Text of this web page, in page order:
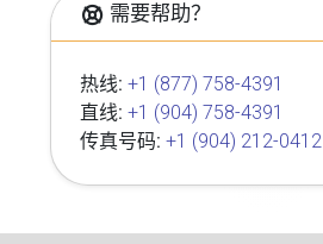
需要帮助？
热线: +1 (877) 758-4391
直线: +1 (904) 758-4391
传真号码: +1 (904) 212-0412